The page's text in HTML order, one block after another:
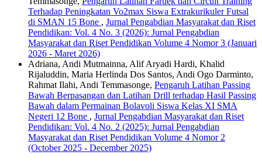
Terhadap Peningkatan Vo2max Siswa Extrakurikuler Futsal
di SMAN 15 Bone , Jurnal Pengabdian Masyarakat dan Riset
Pendidikan: Vol. 4 No. 3 (2026): Jurnal Pengabdian
Masyarakat dan Riset Pendidikan Volume 4 Nomor 3 (Januari
2026 - Maret 2026)
Adriana, Andi Mutmainna, Alif Aryadi Hardi, Khalid
Rijaluddin, Maria Herlinda Dos Santos, Andi Ogo Darminto,
Rahmat Ilahi, Andi Temmasonge, Pengaruh Latihan Passing
Bawah Berpasangan dan Latihan Drill terhadap Hasil Passing
Bawah dalam Permainan Bolavoli Siswa Kelas XI SMA
Negeri 12 Bone , Jurnal Pengabdian Masyarakat dan Riset
Pendidikan: Vol. 4 No. 2 (2025): Jurnal Pengabdian
Masyarakat dan Riset Pendidikan Volume 4 Nomor 2
(October 2025 - December 2025)